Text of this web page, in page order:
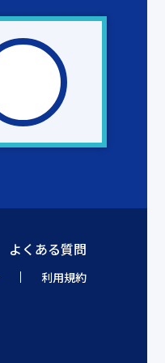
よくある質問
利用規約